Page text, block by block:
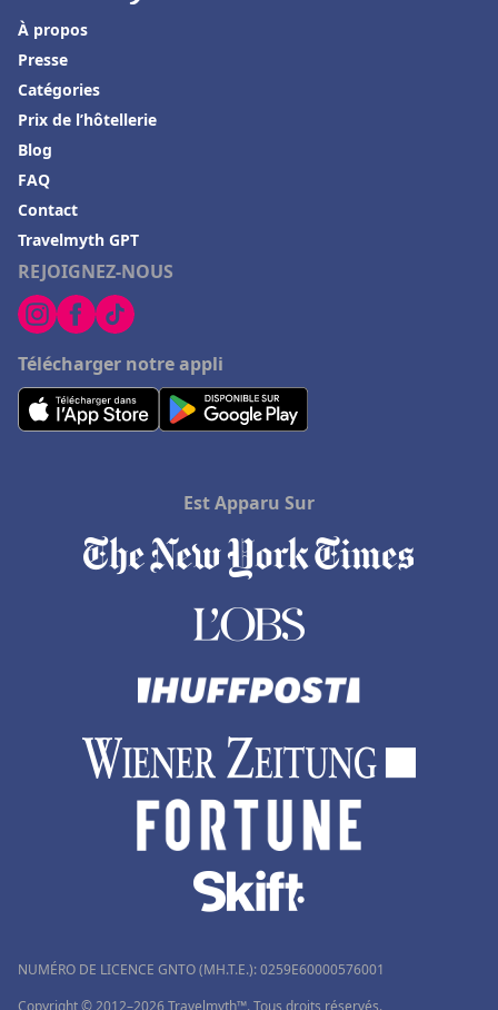
Hôtels à Taghazout
Hôtels à Magalluf
Hôtels à Bora Bora
Hôtels à Corfou
Hôtels à Fréjus
Hôtels à Porquerolles
Hôtels à Corbas
Hôtels en Midi Pyrénées
Hôtels en Ariège
Hôtels à Porticcio
Hôtels à Menorca
REJOIGNEZ-NOUS
Télécharger notre appli
À propos
Presse
Catégories
Prix de l’hôtellerie
Blog
FAQ
Contact
Travelmyth GPT
Est Apparu Sur
NUMÉRO DE LICENCE GNTO (MH.T.E.): 0259Ε60000576001
Copyright © 2012–2026 Travelmyth™. Tous droits réservés.